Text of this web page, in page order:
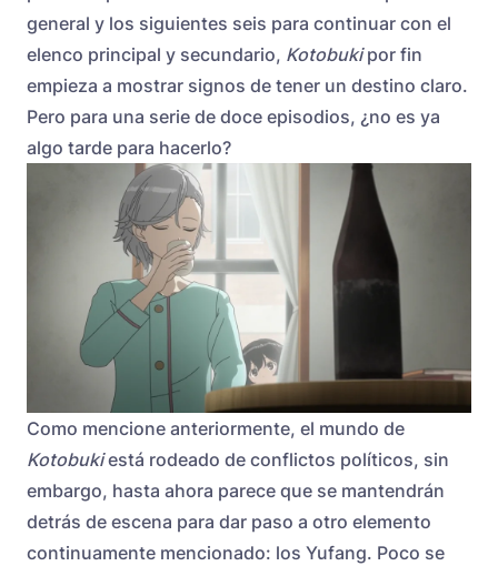
general y los siguientes seis para continuar con el
elenco principal y secundario, Kotobukipor fin
empieza a mostrar signos de tener un destino claro.
Pero para una serie de doce episodios, ¿no es ya
algo tarde para hacerlo?
Como mencione anteriormente, el mundo de
Kotobukiestá rodeado de conflictos políticos, sin
embargo, hasta ahora parece que se mantendrán
detrás de escena para dar paso a otro elemento
continuamente mencionado: los Yufang. Poco se